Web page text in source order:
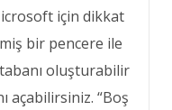
için dikkat
bir pencere ile
oluşturabilir
açabilirsiniz. “Boş